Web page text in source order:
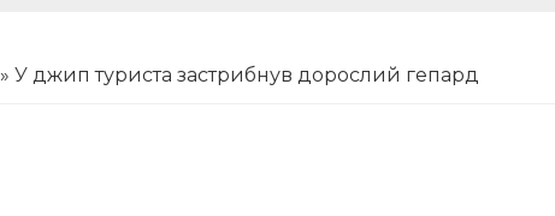
» У джип туриста застрибнув дорослий гепард